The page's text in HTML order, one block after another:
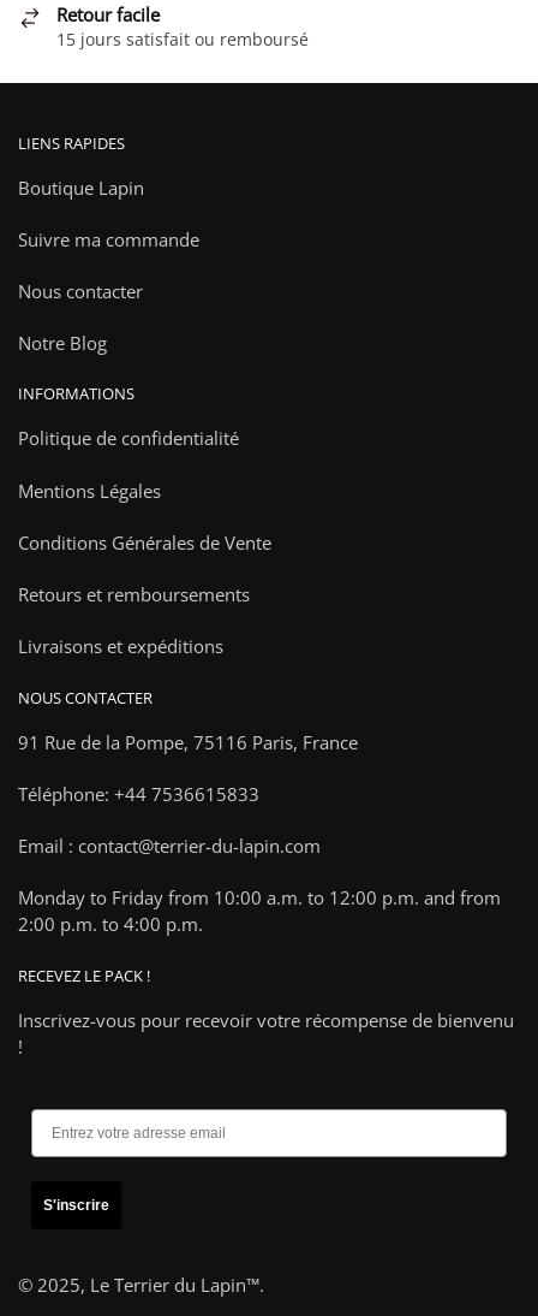
du
produit
Retour facile
15 jours satisfait ou remboursé
LIENS RAPIDES
Boutique Lapin
Suivre ma commande
Nous contacter
Notre Blog
INFORMATIONS
Politique de confidentialité
Mentions Légales
Conditions Générales de Vente
Retours et remboursements
Livraisons et expéditions
NOUS CONTACTER
91 Rue de la Pompe, 75116 Paris, France
Téléphone: +44 7536615833
Email : contact@terrier-du-lapin.com
Monday to Friday from 10:00 a.m. to 12:00 p.m. and from
2:00 p.m. to 4:00 p.m.
RECEVEZ LE PACK !
Inscrivez-vous pour recevoir votre récompense de bienvenu
!
S'inscrire
© 2025, Le Terrier du Lapin™.